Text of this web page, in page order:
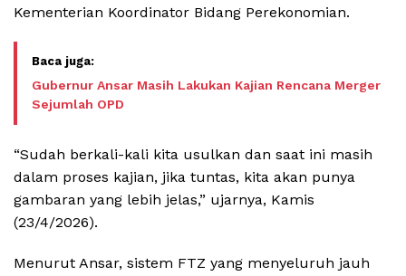
Kementerian Koordinator Bidang Perekonomian.
Gubernur Ansar Masih Lakukan Kajian Rencana Merger
Sejumlah OPD
“Sudah berkali-kali kita usulkan dan saat ini masih
dalam proses kajian, jika tuntas, kita akan punya
gambaran yang lebih jelas,” ujarnya, Kamis
(23/4/2026).
Menurut Ansar, sistem FTZ yang menyeluruh jauh